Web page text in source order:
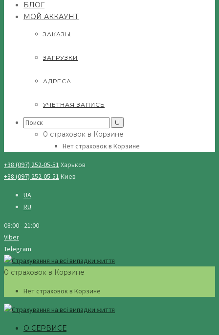
БЛОГ
МОЙ АККАУНТ
ЗАКАЗЫ
ЗАГРУЗКИ
АДРЕСА
УЧЕТНАЯ ЗАПИСЬ
Search
0 страховок в Корзине
Нет страховок в Корзине
+38 (097) 252-05-51 Харьков
+38 (097) 252-05-51 Киев
UA
RU
08:00 - 21:00
Viber
Telegram
0 страховок в Корзине
Нет страховок в Корзине
О СЕРВИСЕ